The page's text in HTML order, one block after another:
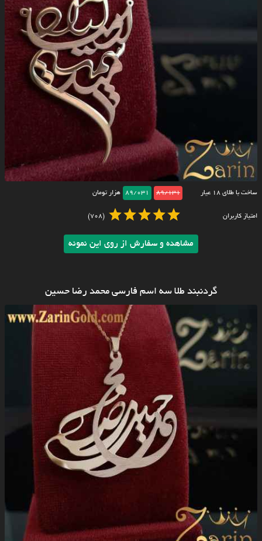
ساخت با طلای ۱۸ عیار 89/131
89/031 هزار تومان
امتیاز کاربران (708)
مشاهده و سفارش از روی این نمونه
گردنبند طلا سه اسم فارسی محمد رضا حسین